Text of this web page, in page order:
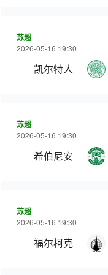
苏超
2026-05-16 19:30
凯尔特人
苏超
2026-05-16 19:30
希伯尼安
苏超
2026-05-16 19:30
福尔柯克